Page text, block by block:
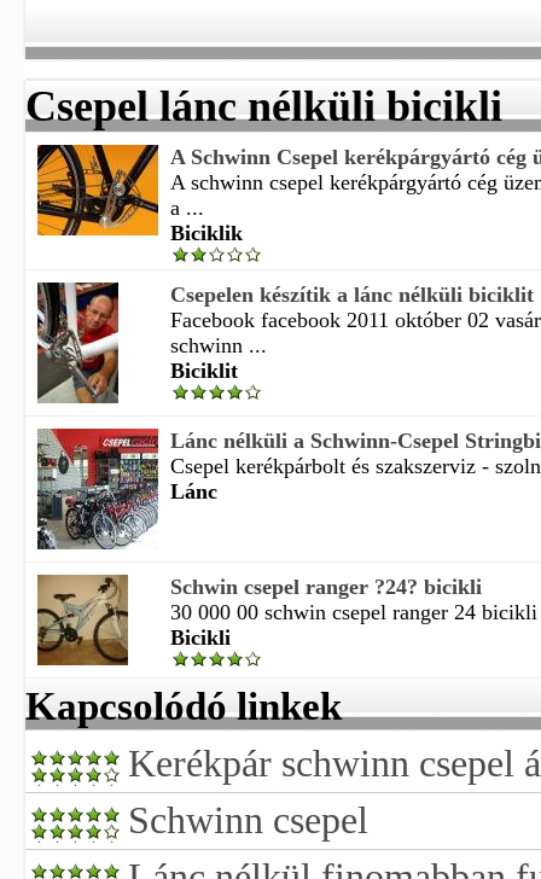
Csepel lánc nélküli bicikli
A Schwinn Csepel kerékpárgyártó cég
A schwinn csepel kerékpárgyártó cég
a ...
Biciklik
Csepelen készítik a lánc nélküli biciklit
Facebook facebook 2011 október 02
schwinn ...
Biciklit
Lánc nélküli a Schwinn-Csepel
Csepel kerékpárbolt és szakszerviz -
Lánc
Schwin csepel ranger ?24? bicikli
30 000 00 schwin csepel ranger 24
Bicikli
Kapcsolódó linkek
Kerékpár schwinn csepel
Schwinn csepel